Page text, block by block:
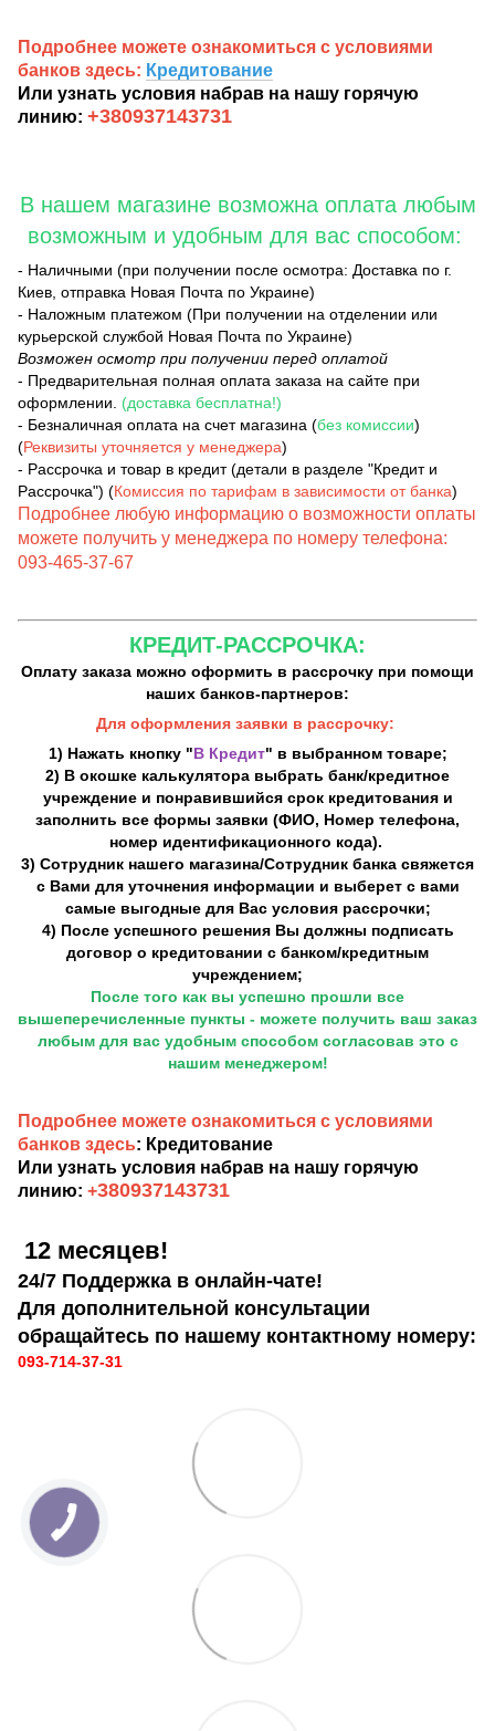
Подробнее можете ознакомиться с условиями
банков здесь: Кредитование
Или узнать условия набрав на нашу горячую
линию: +380937143731
В нашем магазине возможна оплата любым
возможным и удобным для вас способом:
- Наличными (при получении после осмотра: Доставка по г.
Киев, отправка Новая Почта по Украине)
- Наложным платежом (При получении на отделении или
курьерской службой Новая Почта по Украине)
Возможен осмотр при получении перед оплатой
- Предварительная полная оплата заказа на сайте при
оформлении. (доставка бесплатна!)
- Безналичная оплата на счет магазина (без комиссии)
(Реквизиты уточняется у менеджера)
- Рассрочка и товар в кредит (детали в разделе "Кредит и
Рассрочка") (Комиссия по тарифам в зависимости от банка)
Подробнее любую информацию о возможности оплаты
можете получить у менеджера по номеру телефона:
093-465-37-67
КРЕДИТ-РАССРОЧКА:
Оплату заказа можно оформить в рассрочку при помощи
наших банков-партнеров:
Для оформления заявки в рассрочку:
1) Нажать кнопку "В Кредит" в выбранном товаре;
2) В окошке калькулятора выбрать банк/кредитное
учреждение и понравившийся срок кредитования и
заполнить все формы заявки (ФИО, Номер телефона,
номер идентификационного кода).
3) Сотрудник нашего магазина/Сотрудник банка свяжется
с Вами для уточнения информации и выберет с вами
самые выгодные для Вас условия рассрочки;
4) После успешного решения Вы должны подписать
договор о кредитовании с банком/кредитным
учреждением;
После того как вы успешно прошли все
вышеперечисленные пункты - можете получить ваш заказ
любым для вас удобным способом согласовав это с
нашим менеджером!
Подробнее можете ознакомиться с условиями
банков здесь: Кредитование
Или узнать условия набрав на нашу горячую
линию: +380937143731
12 месяцев!
24/7 Поддержка в онлайн-чате!
Для дополнительной консультации
обращайтесь по нашему контактному номеру:
093-714-37-31